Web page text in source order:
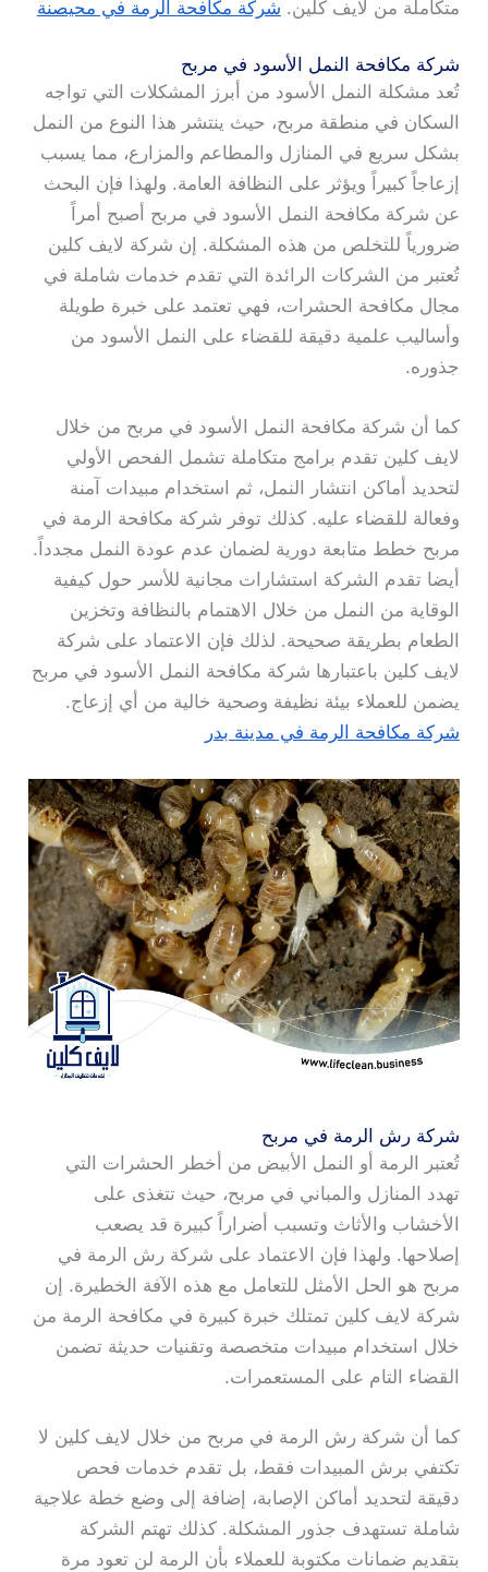
متكاملة من لايف كلين. شركة مكافحة الرمة في محيصنة
شركة مكافحة النمل الأسود في مربح
تُعد مشكلة النمل الأسود من أبرز المشكلات التي تواجه
السكان في منطقة مربح، حيث ينتشر هذا النوع من النمل
بشكل سريع في المنازل والمطاعم والمزارع، مما يسبب
إزعاجاً كبيراً ويؤثر على النظافة العامة. ولهذا فإن البحث
عن شركة مكافحة النمل الأسود في مربح أصبح أمراً
ضرورياً للتخلص من هذه المشكلة. إن شركة لايف كلين
تُعتبر من الشركات الرائدة التي تقدم خدمات شاملة في
مجال مكافحة الحشرات، فهي تعتمد على خبرة طويلة
وأساليب علمية دقيقة للقضاء على النمل الأسود من
جذوره.
كما أن شركة مكافحة النمل الأسود في مربح من خلال
لايف كلين تقدم برامج متكاملة تشمل الفحص الأولي
لتحديد أماكن انتشار النمل، ثم استخدام مبيدات آمنة
وفعالة للقضاء عليه. كذلك توفر شركة مكافحة الرمة في
مربح خطط متابعة دورية لضمان عدم عودة النمل مجدداً.
أيضا تقدم الشركة استشارات مجانية للأسر حول كيفية
الوقاية من النمل من خلال الاهتمام بالنظافة وتخزين
الطعام بطريقة صحيحة. لذلك فإن الاعتماد على شركة
لايف كلين باعتبارها شركة مكافحة النمل الأسود في مربح
يضمن للعملاء بيئة نظيفة وصحية خالية من أي إزعاج.
شركة مكافحة الرمة في مدينة بدر
شركة رش الرمة في مربح
تُعتبر الرمة أو النمل الأبيض من أخطر الحشرات التي
تهدد المنازل والمباني في مربح، حيث تتغذى على
الأخشاب والأثاث وتسبب أضراراً كبيرة قد يصعب
إصلاحها. ولهذا فإن الاعتماد على شركة رش الرمة في
مربح هو الحل الأمثل للتعامل مع هذه الآفة الخطيرة. إن
شركة لايف كلين تمتلك خبرة كبيرة في مكافحة الرمة من
خلال استخدام مبيدات متخصصة وتقنيات حديثة تضمن
القضاء التام على المستعمرات.
كما أن شركة رش الرمة في مربح من خلال لايف كلين لا
تكتفي برش المبيدات فقط، بل تقدم خدمات فحص
دقيقة لتحديد أماكن الإصابة، إضافة إلى وضع خطة علاجية
شاملة تستهدف جذور المشكلة. كذلك تهتم الشركة
بتقديم ضمانات مكتوبة للعملاء بأن الرمة لن تعود مرة